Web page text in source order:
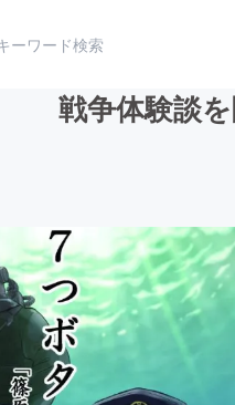
アート・写真
テクノロジー・ガジェット
映像・映画
戦争体験談